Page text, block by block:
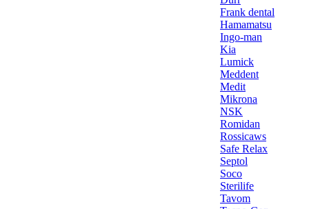
Frank dental
Hamamatsu
Ingo-man
Kia
Lumick
Meddent
Medit
Mikrona
NSK
Romidan
Rossicaws
Safe Relax
Septol
Soco
Sterilife
Tavom